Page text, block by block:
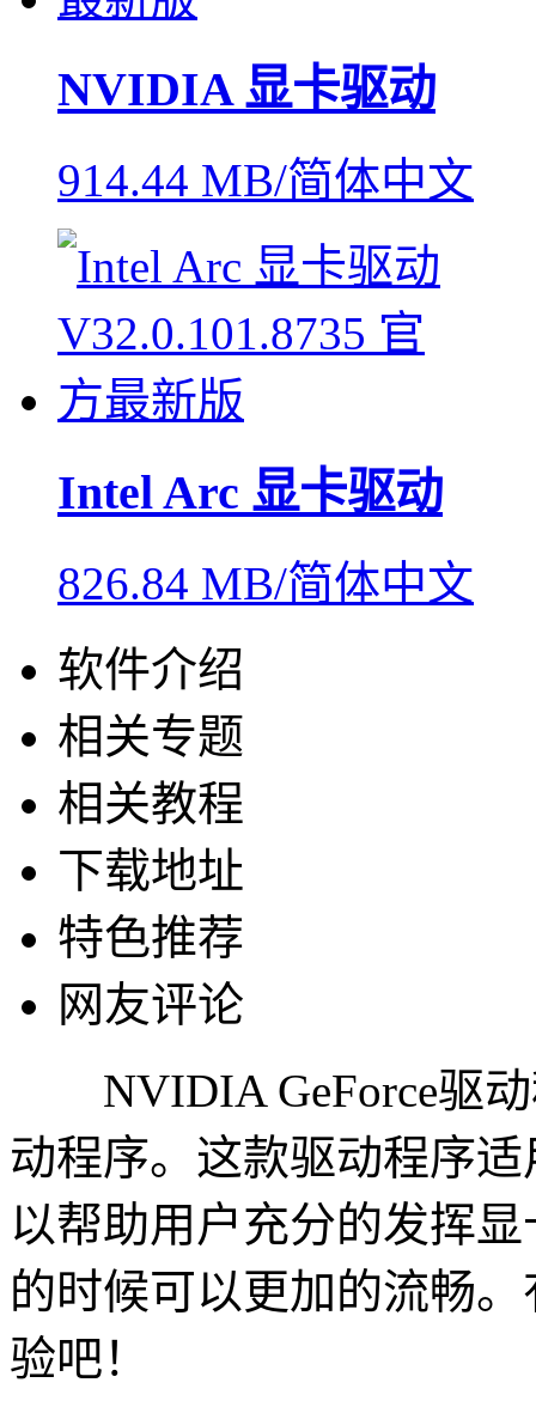
NVIDIA 显卡驱动
914.44 MB/简体中文
Intel Arc 显卡驱动
826.84 MB/简体中文
软件介绍
相关专题
相关教程
下载地址
特色推荐
网友评论
NVIDIA GeForce驱动
动程序。这款驱动程序
以帮助用户充分的发挥
的时候可以更加的流畅
验吧！